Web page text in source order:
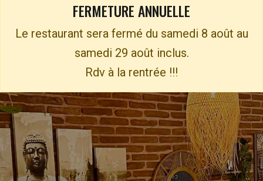
FERMETURE ANNUELLE
Le restaurant sera fermé du samedi 8 août au
samedi 29 août inclus.
Rdv à la rentrée !!!